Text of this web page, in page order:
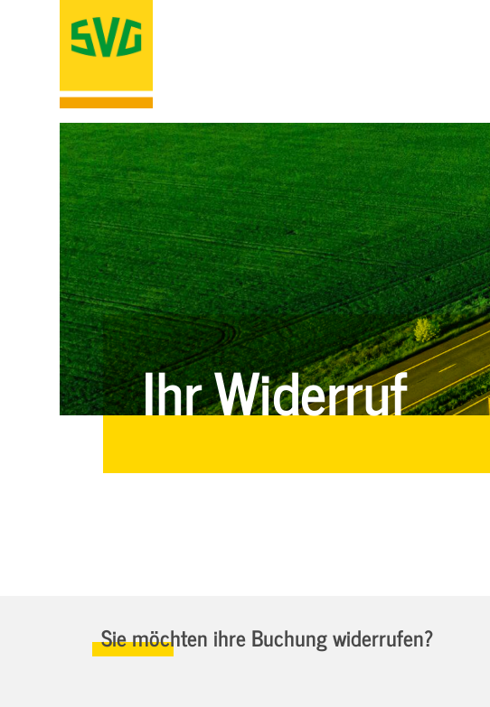
Ihr Widerruf
Sie möchten ihre Buchung widerrufen?